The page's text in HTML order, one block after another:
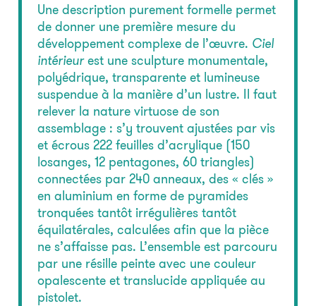
Une description purement formelle permet
de donner une première mesure du
développement complexe de l’œuvre. Ciel
intérieurest une sculpture monumentale,
polyédrique, transparente et lumineuse
suspendue à la manière d’un lustre. Il faut
relever la nature virtuose de son
assemblage : s’y trouvent ajustées par vis
et écrous 222 feuilles d’acrylique (150
losanges, 12 pentagones, 60 triangles)
connectées par 240 anneaux, des « clés »
en aluminium en forme de pyramides
tronquées tantôt irrégulières tantôt
équilatérales, calculées afin que la pièce
ne s’affaisse pas. L’ensemble est parcouru
par une résille peinte avec une couleur
opalescente et translucide appliquée au
pistolet.